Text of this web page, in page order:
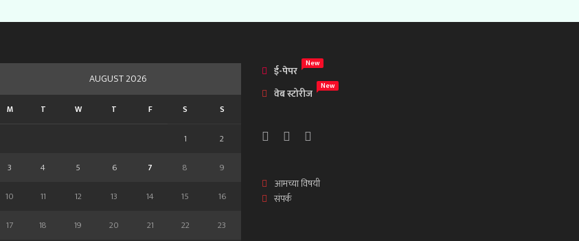
AUGUST 2026
M T W T F S S
1
2
3
4 5 6 7 8
9
10
11 12 13 14 15
16
17
18 19 20 21 22 23
ई-पेपर New
वेब स्टोरीज New
आमच्या विषयी
संपर्क